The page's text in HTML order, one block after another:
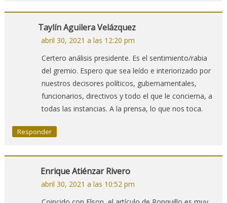
Taylín Aguilera Velázquez
abril 30, 2021 a las 12:20 pm
Certero análisis presidente. Es el sentimiento/rabia
del gremio. Espero que sea leído e interiorizado por
nuestros decisores políticos, gubernamentales,
funcionarios, directivos y todo el que le concierna, a
todas las instancias. A la prensa, lo que nos toca.
Responder
Enrique Atiénzar Rivero
abril 30, 2021 a las 10:52 pm